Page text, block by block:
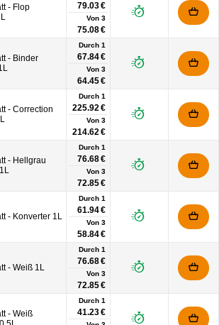
- Flop
79.03 €
Von 3
75.08 €
- Binder
Durch 1
67.84 €
Von 3
64.45 €
- Correction
Durch 1
225.92 €
Von 3
214.62 €
- Hellgrau
Durch 1
76.68 €
Von 3
72.85 €
- Konverter 1L
Durch 1
61.94 €
Von 3
58.84 €
- Weiß 1L
Durch 1
76.68 €
Von 3
72.85 €
- Weiß
Durch 1
41.23 €